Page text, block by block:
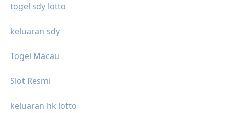
togel sdy lotto
keluaran sdy
Togel Macau
Slot Resmi
keluaran hk lotto